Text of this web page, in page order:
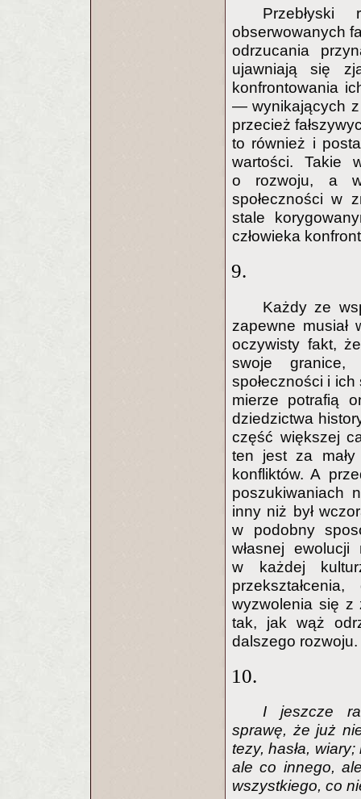
Przebłyski
obserwowanych
odrzucania
ujawniają się
konfrontowania
— wynikających
przecież
to również i
wartości. Takie
o rozwoju, a w
społeczności w
stale
człowieka
9.
Każdy ze
zapewne musiał
oczywisty fakt,
swoje
społeczności i
mierze potrafią
dziedzictwa
część większej
ten jest za
konfliktów. A
poszukiwaniach
inny niż był
w podobny
własnej
w każdej
wyzwolenia się z
tak, jak wąż
dalszego rozwoju.
10.
I jeszcze
sprawę, że już
tezy, hasła,
ale co innego,
wszystkiego, co